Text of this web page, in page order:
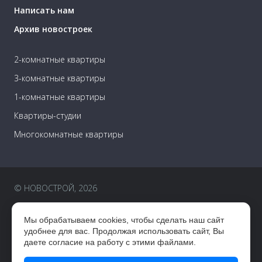
Написать нам
Архив новостроек
2-комнатные квартиры
3-комнатные квартиры
1-комнатные квартиры
Квартиры-студии
Многокомнатные квартиры
© НОВОСТРОЙ, 2026
Пользовательское соглашение
Правовая информация
Разработка сайта — CUBA
Мы обрабатываем cookies, чтобы сделать наш сайт
удобнее для вас. Продолжая использовать сайт, Вы
даете согласие на работу с этими файлами.